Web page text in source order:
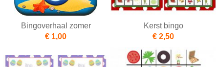
Bingoverhaal zomer
€ 1,00
Kerst bingo
€ 2,50